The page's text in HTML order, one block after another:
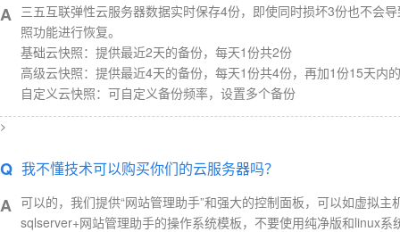
A 三五互联弹性云服务器数据实时保存4份，即使同时损坏3份也不会
照功能进行恢复。
基础云快照：提供最近2天的备份，每天1份共2份
高级云快照：提供最近4天的备份，每天1份共4份，再加1份15天内
自定义云快照：可自定义备份频率，设置多个备份
>
Q 我不懂技术可以购买你们的云服务器吗？
A 可以的，我们提供“网站管理助手”和强大的控制面板，可以如虚拟
sqlserver+网站管理助手的操作系统模板，不要使用纯净版和linux系